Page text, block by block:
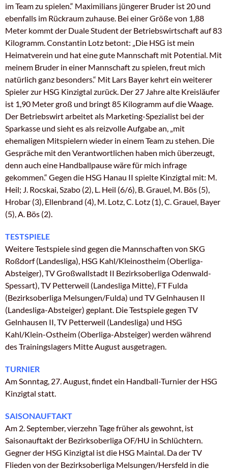
im Team zu spielen.“ Maximilians jüngerer Bruder ist 20 und
ebenfalls im Rückraum zuhause. Bei einer Größe von 1,88
Meter kommt der Duale Student der Betriebswirtschaft auf 83
Kilogramm. Constantin Lotz betont: „Die HSG ist mein
Heimatverein und hat eine gute Mannschaft mit Potential. Mit
meinem Bruder in einer Mannschaft zu spielen, freut mich
natürlich ganz besonders.“ Mit Lars Bayer kehrt ein weiterer
Spieler zur HSG Kinzigtal zurück. Der 27 Jahre alte Kreisläufer
ist 1,90 Meter groß und bringt 85 Kilogramm auf die Waage.
Der Betriebswirt arbeitet als Marketing-Spezialist bei der
Sparkasse und sieht es als reizvolle Aufgabe an, „mit
ehemaligen Mitspielern wieder in einem Team zu stehen. Die
Gespräche mit den Verantwortlichen haben mich überzeugt,
denn auch eine Handballpause wäre für mich infrage
gekommen.“ Gegen die HSG Hanau II spielte Kinzigtal mit: M.
Heil; J. Rocskai, Szabo (2), L. Heil (6/6), B. Grauel, M. Bös (5),
Hrobar (3), Ellenbrand (4), M. Lotz, C. Lotz (1), C. Grauel, Bayer
(5), A. Bös (2).
TESTSPIELE
Weitere Testspiele sind gegen die Mannschaften von SKG
Roßdorf (Landesliga), HSG Kahl/Kleinostheim (Oberliga-
Absteiger), TV Großwallstadt II Bezirksoberliga Odenwald-
Spessart), TV Petterweil (Landesliga Mitte), FT Fulda
(Bezirksoberliga Melsungen/Fulda) und TV Gelnhausen II
(Landesliga-Absteiger) geplant. Die Testspiele gegen TV
Gelnhausen II, TV Petterweil (Landesliga) und HSG
Kahl/Klein-Ostheim (Oberliga-Absteiger) werden während
des Trainingslagers Mitte August ausgetragen.
TURNIER
Am Sonntag, 27. August, findet ein Handball-Turnier der HSG
Kinzigtal statt.
SAISONAUFTAKT
Am 2. September, vierzehn Tage früher als gewohnt, ist
Saisonauftakt der Bezirksoberliga OF/HU in Schlüchtern.
Gegner der HSG Kinzigtal ist die HSG Maintal. Da der TV
Flieden von der Bezirksoberliga Melsungen/Hersfeld in die